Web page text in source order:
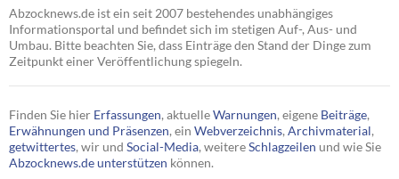
Abzocknews.de ist ein seit 2007 bestehendes unabhängiges
Informationsportal und befindet sich im stetigen Auf-, Aus- und
Umbau. Bitte beachten Sie, dass Einträge den Stand der Dinge zum
Zeitpunkt einer Veröffentlichung spiegeln.
Finden Sie hier Erfassungen, aktuelleWarnungen, eigene Beiträge,
Erwähnungen und Präsenzen, ein Webverzeichnis, Archivmaterial,
getwittertes, wir und Social-Media, weitereSchlagzeilen und wie Sie
Abzocknews.de unterstützen können.